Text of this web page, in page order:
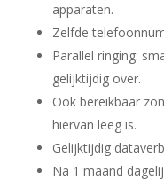
apparaten.
Zelfde
Parallel ringing:
gelijktijdig over.
Ook bereikbaar
hiervan leeg is.
Gelijktijdig
Na 1 maand